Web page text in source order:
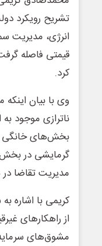
تشریح رویکرد
انرژی،
قیمتی فاصله
کرد.
وی با بیان
ناترازی موجود
بخش‌های خانگی
گرمایشی در
مدیریت تقاضا
کریمی با اشاره
از راهکارهای
مشوق‌های